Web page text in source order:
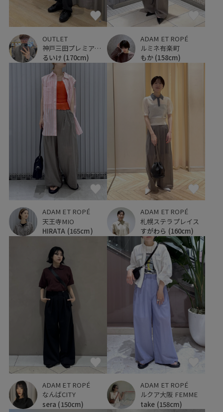
OUTLET
神戸三田プレミアム・アウトレット
るいけ (170cm)
ADAM ET ROPÉ
ルミネ有楽町
もか (158cm)
ADAM ET ROPÉ
天王寺MIO
HIRATA (165cm)
ADAM ET ROPÉ
札幌ステラプレイス
すがわら (160cm)
ADAM ET ROPÉ
なんばCITY
sera (150cm)
ADAM ET ROPÉ
ルクア大阪 FEMME
take (158cm)